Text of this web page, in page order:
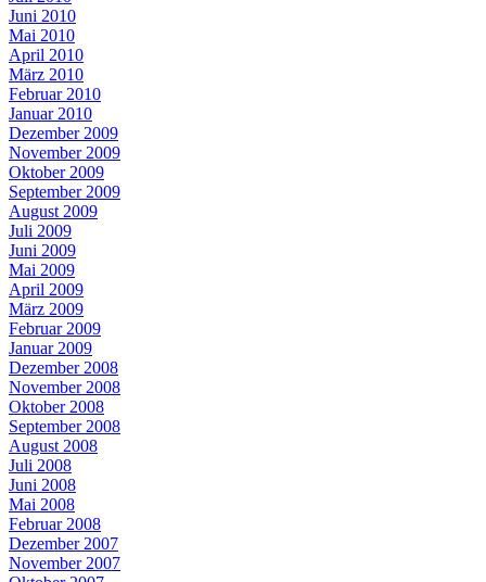
Juni 2010
Mai 2010
April 2010
März 2010
Februar 2010
Januar 2010
Dezember 2009
November 2009
Oktober 2009
September 2009
August 2009
Juli 2009
Juni 2009
Mai 2009
April 2009
März 2009
Februar 2009
Januar 2009
Dezember 2008
November 2008
Oktober 2008
September 2008
August 2008
Juli 2008
Juni 2008
Mai 2008
Februar 2008
Dezember 2007
November 2007